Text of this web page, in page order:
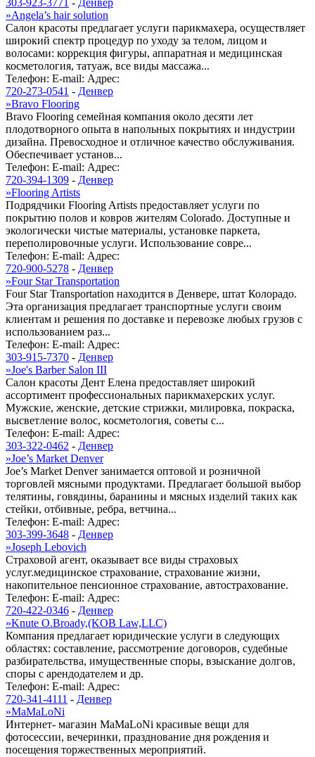
303-923-3771 - Денвер
»Angela’s hair solution
Салон красоты предлагает услуги парикмахера, осуществляет
широкий спектр процедур по уходу за телом, лицом и
волосами: коррекция фигуры, аппаратная и медицинская
косметология, татуаж, все виды массажа...
Телефон: E-mail: Адрес:
720-273-0541 - Денвер
»Bravo Flooring
Bravo Flooring семейная компания около десяти лет
плодотворного опыта в напольных покрытиях и индустрии
дизайна. Превосходное и отличное качество обслуживания.
Обеспечивает установ...
Телефон: E-mail: Адрес:
720-394-1309 - Денвер
»Flooring Artists
Подрядчики Flooring Artists предоставляет услуги по
покрытию полов и ковров жителям Colorado. Доступные и
экологически чистые материалы, установке паркета,
переполировочные услуги. Использование совре...
Телефон: E-mail: Адрес:
720-900-5278 - Денвер
»Four Star Transportation
Four Star Transportation находится в Денвере, штат Колорадо.
Эта организация предлагает транспортные услуги своим
клиентам и решения по доставке и перевозке любых грузов с
использованием раз...
Телефон: E-mail: Адрес:
303-915-7370 - Денвер
»Joe's Barber Salon III
Салон красоты Дент Елена предоставляет широкий
ассортимент профессиональных парикмахерских услуг.
Мужские, женские, детские стрижки, милировка, покраска,
высветление волос, косметология, советы с...
Телефон: E-mail: Адрес:
303-322-0462 - Денвер
»Joe’s Market Denver
Joe’s Market Denver занимается оптовой и розничной
торговлей мясными продуктами. Предлагает большой выбор
телятины, говядины, баранины и мясных изделий таких как
стейки, отбивные, ребра, ветчина...
Телефон: E-mail: Адрес:
303-399-3648 - Денвер
»Joseph Lebovich
Страховой агент, оказывает все виды страховых
услуг.медицинское страхование, страхование жизни,
накопительное пенсионное страхование, автострахование.
Телефон: E-mail: Адрес:
720-422-0346 - Денвер
»Knute O.Broady,(KOB Law,LLC)
Компания предлагает юридические услуги в следующих
областях: составление, рассмотрение договоров, судебные
разбирательства, имущественные споры, взыскание долгов,
споры с арендодателем и др.
Телефон: E-mail: Адрес:
720-341-4111 - Денвер
»MaMaLoNi
Интернет- магазин MaMaLoNi красивые вещи для
фотосессии, вечеринки, празднование дня рождения и
посещения торжественных мероприятий.